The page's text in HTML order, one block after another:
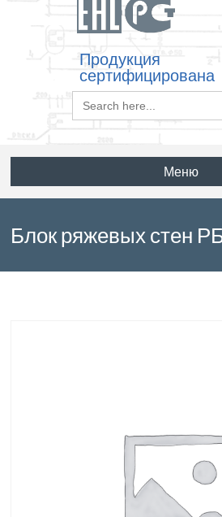
Продукция
сертифицирована
Search
for:
Меню
Блок ряжевых стен